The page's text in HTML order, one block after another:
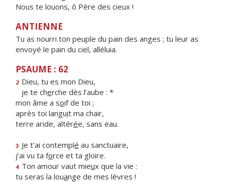
Nous te louons, ô Père des cieux !
ANTIENNE
Tu as nourri ton peuple du pain des anges ; tu leur as
envoyé le pain du ciel, alléluia.
PSAUME : 62
2 Dieu, tu es mon Dieu,
je te cherche dès l’aube : *
mon âme a soif de toi ;
après toi languit ma chair,
terre aride, altérée, sans eau.
3 Je t’ai contemplé au sanctuaire,
j’ai vu ta force et ta gloire.
4 Ton amour vaut mieux que la vie :
tu seras la louange de mes lèvres !